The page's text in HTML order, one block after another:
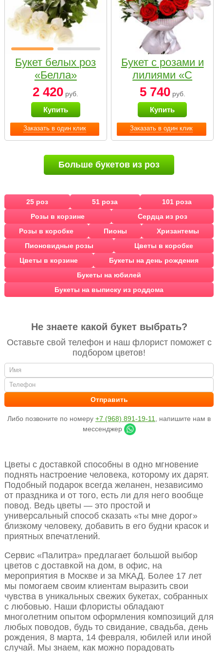
Заказать в один клик
Букет белых роз
«Белла»
2 420 руб.
Купить
Заказать в один клик
Букет с розами и
лилиями «С
наилучшими
пожеланиями»
5 740руб.
Купить
Больше букетов из роз
25 роз 51 роза
101 роза
Розы в корзине
Сердца из роз
Розы в коробке
Пионы
Хризантемы
Пионовидные розы
Цветы в коробке
Цветы в корзине
Букеты на день рождения
Букеты на юбилей
Букеты на выписку из роддома
Не знаете какой букет выбрать?
Оставьте свой телефон и наш флорист поможет с
подбором цветов!
Либо позвоните по номеру +7 (968) 891-19-11
, напишите нам в
мессенджер
Цветы с доставкой способны в одно мгновение
поднять настроение человека, которому их дарят.
Подобный подарок всегда желанен, независимо
от праздника и от того, есть ли для него вообще
повод. Ведь цветы — это простой и
универсальный способ сказать «ты мне дорог»
близкому человеку, добавить в его будни красок и
приятных впечатлений.
Сервис «Палитра» предлагает большой выбор
цветов с доставкой на дом, в офис, на
мероприятия в Москве и за МКАД. Более 17 лет
мы помогаем своим клиентам выразить свои
чувства в уникальных свежих букетах, собранных
с любовью. Наши флористы обладают
многолетним опытом оформления композиций для
любых поводов, будь то свидание, свадьба, день
рождения, 8 марта, 14 февраля, юбилей или иной
случай. Мы знаем, как можно порадовать